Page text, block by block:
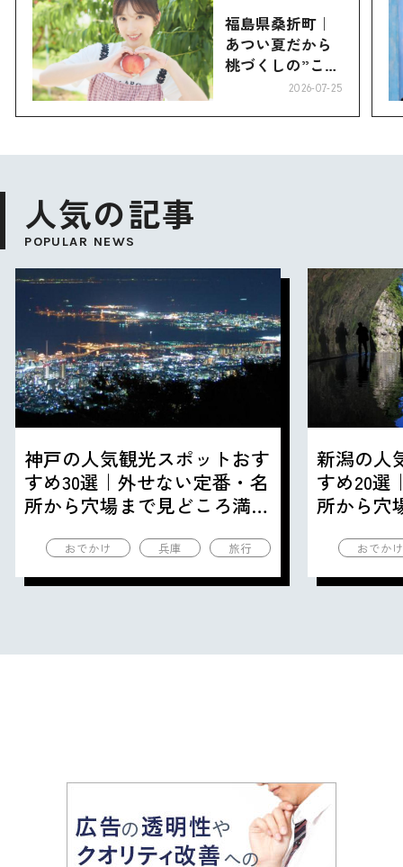
福島県桑折町｜
あつい夏だから
桃づくしの”こお
2026-07-25
人気の記事
POPULAR NEWS
神戸の人気観光スポットおす
すめ30選｜外せない定番・名
所から穴場まで見どころ満載
おでかけ 兵庫 旅行
新潟の人
すめ20選
所から穴
おでか